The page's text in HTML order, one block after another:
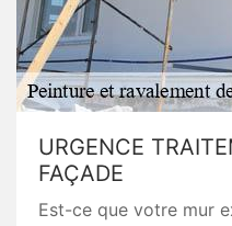
URGENCE
FAÇADE
Est-ce que votre mur